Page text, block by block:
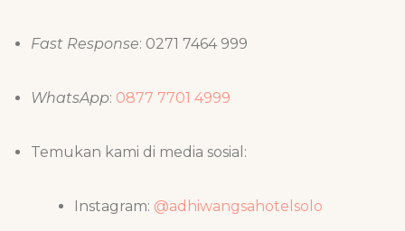
Fast Response: 0271 7464 999
WhatsApp: 0877 7701 4999
Temukan kami di media sosial:
Instagram: @adhiwangsahotelsolo